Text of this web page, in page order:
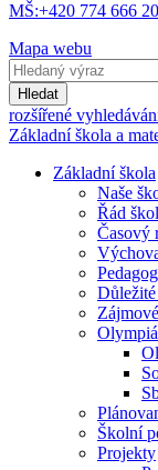
MŠ:+420 774 666
Mapa webu
Hledat
rozšířené
Základní škola a
Základní škola
Naše
Řád
Časový
Školní
Projekty